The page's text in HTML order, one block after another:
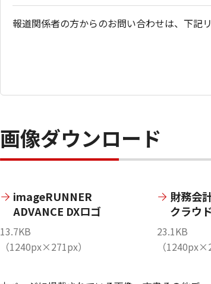
報道関係者の方からのお問い合わせは、下記
画像ダウンロード
imageRUNNER
ADVANCE DXロゴ
13.7KB
（1240px×271px）
財務会
クラウ
23.1KB
（